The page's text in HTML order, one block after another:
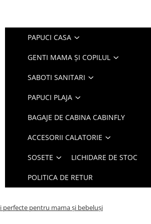
PAPUCI CASA
GENTI MAMA ȘI COPILUL
SABOTI SANITARI
PAPUCI PLAJA
BAGAJE DE CABINA CABINFLY
ACCESORII CALATORIE
SOSETE LICHIDARE DE STOC
POLITICA DE RETUR
perfecte pentru mama și bebeluși